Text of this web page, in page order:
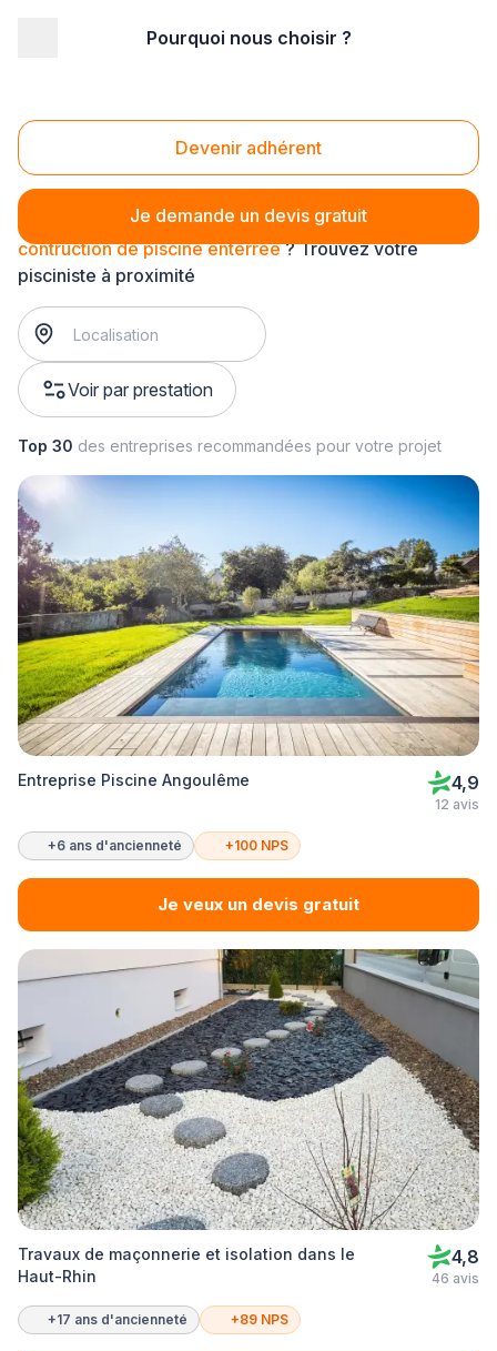
Pourquoi nous choisir ?
Devenir adhérent
Je demande un devis gratuit
Contruction de piscine enterrée
contruction de piscine enterrée? Trouvez votre
pisciniste à proximité
Voir par prestation
Top 30 des entreprises recommandées pour votre projet
Entreprise Piscine Angoulême 4,9
12 avis
+6 ans d'ancienneté +100 NPS
Je veux un devis gratuit
Travaux de maçonnerie et isolation dans le
Haut-Rhin
4,8
46 avis
+17 ans d'ancienneté +89 NPS